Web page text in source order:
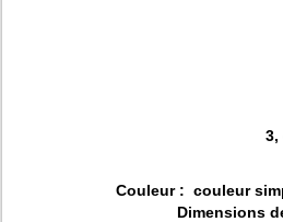
3,
Couleur : couleur
Dimensions